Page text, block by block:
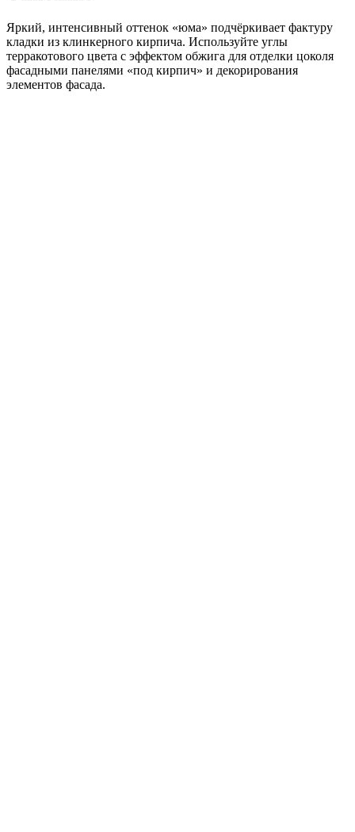
Яркий, интенсивный оттенок «юма» подчёркивает фактуру
кладки из клинкерного кирпича. Используйте углы
терракотового цвета с эффектом обжига для отделки цоколя
фасадными панелями «под кирпич» и декорирования
элементов фасада.